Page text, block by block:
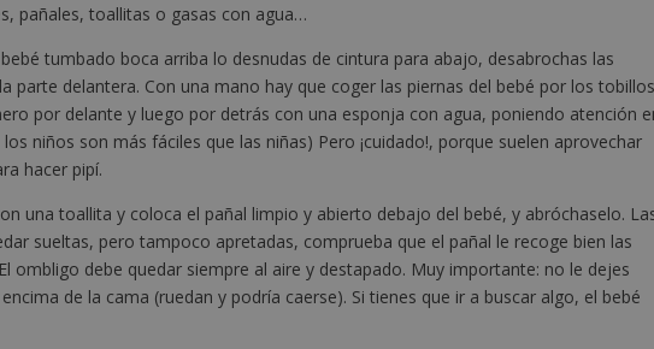
pañales, toallitas o gasas con agua…
tumbado boca arriba lo desnudas de cintura para abajo, desabrochas las
parte delantera. Con una mano hay que coger las piernas del bebé por los tobillos
por delante y luego por detrás con una esponja con agua, poniendo atención
niños son más fáciles que las niñas) Pero ¡cuidado!, porque suelen aprovechar
hacer pipí.
una toallita y coloca el pañal limpio y abierto debajo del bebé, y abróchaselo.
sueltas, pero tampoco apretadas, comprueba que el pañal le recoge bien las
ombligo debe quedar siempre al aire y destapado. Muy importante: no le dejes
de la cama (ruedan y podría caerse). Si tienes que ir a buscar algo, el bebé